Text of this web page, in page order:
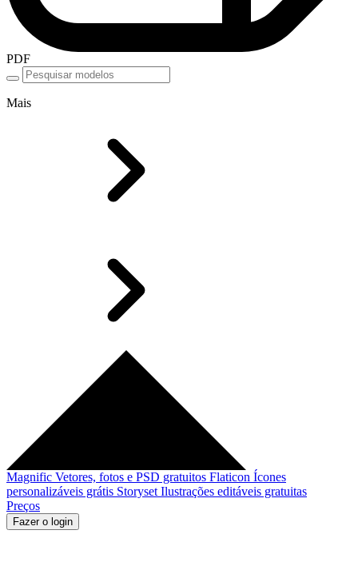
PDF
Mais
Magnific Vetores, fotos e PSD gratuitos Flaticon Ícones
personalizáveis grátis Storyset Ilustrações editáveis gratuitas
Preços
Fazer o login